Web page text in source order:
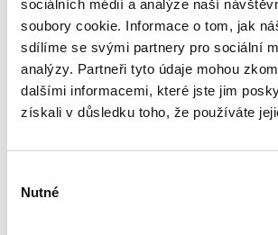
sociálních médií a analýze naší
soubory cookie. Informace o tom, jak
sdílíme se svými partnery pro sociální
analýzy. Partneři tyto údaje mohou
dalšími informacemi, které jste jim
získali v důsledku toho, že používáte
souhlasu
Nutné
Nowości